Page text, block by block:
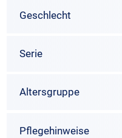
Geschlecht
Serie
Altersgruppe
Pflegehinweise